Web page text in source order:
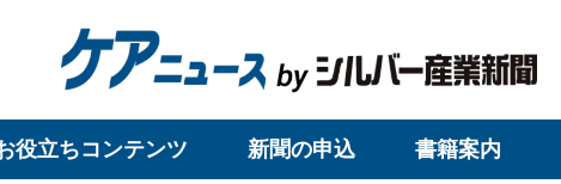
役立ちコンテンツ 新聞の申込 書籍案内